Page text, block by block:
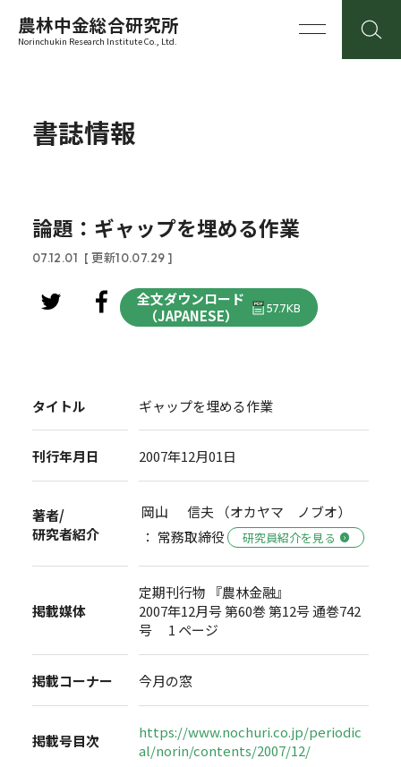
農林中金総合研究所
Norinchukin Research Institute Co., Ltd.
書誌情報
論題：ギャップを埋める作業
07.12.01 [ 更新10.07.29 ]
全文ダウンロード
（JAPANESE）
57.7KB
タイトル ギャップを埋める作業
刊行年月日 2007年12月01日
著者/
研究者紹介
岡山 信夫 （オカヤマ ノブオ）
： 常務取締役
研究員紹介を見る
掲載媒体
定期刊行物 『農林金融』
2007年12月号 第60巻 第12号 通巻742
号 1 ページ
掲載コーナー 今月の窓
掲載号目次
https://www.nochuri.co.jp/periodic
al/norin/contents/2007/12/